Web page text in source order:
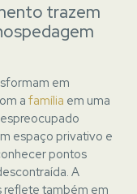
trazem
em
a família em uma
espaço privativo e
pontos
A
também em